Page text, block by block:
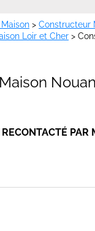
> Constructeur
Loir et Cher >
PAR